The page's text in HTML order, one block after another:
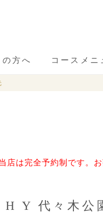
方へ コースメニ
店は完全予約制です。
H Y 代々木公